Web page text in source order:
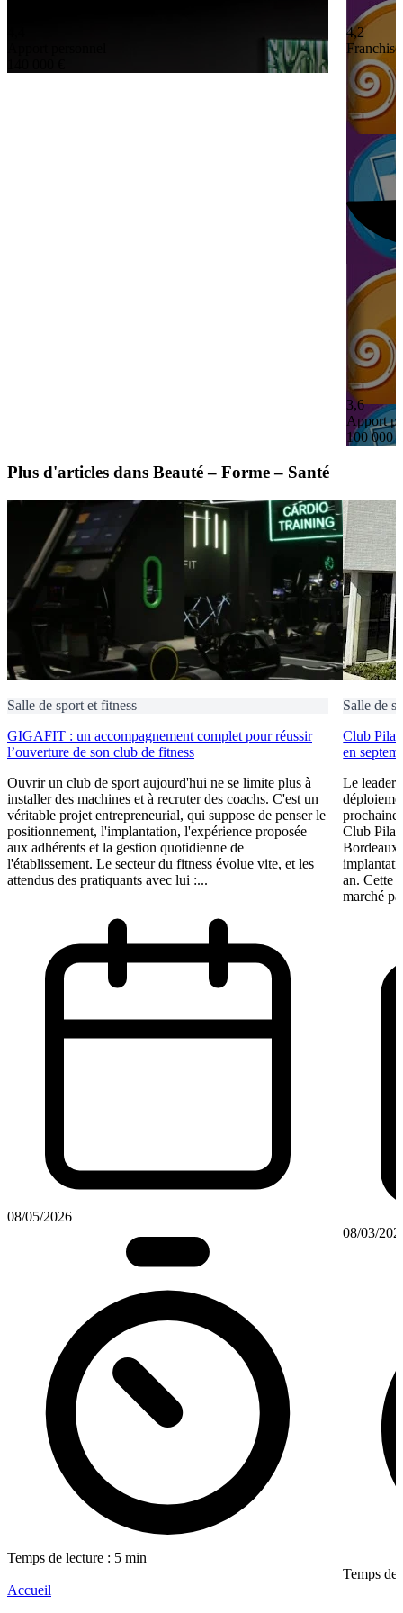
4,2
Franchisé
3,6
Apport
100 000 €
Plus d'articles dans Beauté – Forme – Santé
Salle de sport et fitness
GIGAFIT : un accompagnement complet pour réussir
l’ouverture de son club de fitness
Ouvrir un club de sport aujourd'hui ne se limite plus à
installer des machines et à recruter des coachs. C'est un
véritable projet entrepreneurial, qui suppose de penser le
positionnement, l'implantation, l'expérience proposée
aux adhérents et la gestion quotidienne de
l'établissement. Le secteur du fitness évolue vite, et les
attendus des pratiquants avec lui :...
08/05/2026
Temps de lecture : 5 min
Salle de
Club
en
Le leader
prochaine
Club
Bordeaux
an. Cette
marché
08/03/
Temps de
Accueil